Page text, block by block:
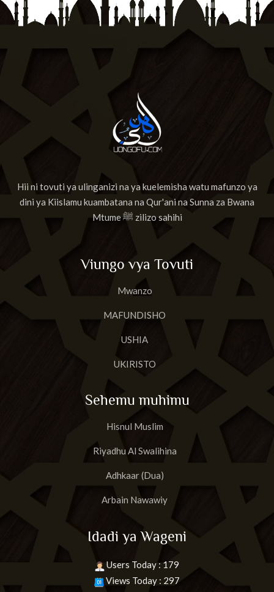
Hii ni tovuti ya ulinganizi na ya kuelemisha watu mafunzo ya
dini ya Kiislamu kuambatana na Qur'ani na Sunna za Bwana
Mtume ﷺ zilizo sahihi
Viungo vya Tovuti
Mwanzo
MAFUNDISHO
USHIA
UKIRISTO
Sehemu muhimu
Hisnul Muslim
Riyadhu Al Swalihina
Adhkaar (Dua)
Arbain Nawawiy
Idadi ya Wageni
Users Today : 179
Views Today : 297